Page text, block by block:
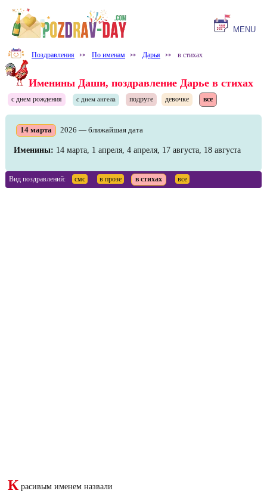
MENU
Поздравления ⤐ По именам ⤐ Дарья ⤐ в стихах
Именины Даши, поздравление Дарье в стихах
с днем рождения с днем ангела подруге девочке все
14 марта 2026 — ближайшая дата
Именины: 14 марта, 1 апреля, 4 апреля, 17 августа, 18 августа
Вид поздравлений: смс в прозе в стихах все
К расивым именем назвали